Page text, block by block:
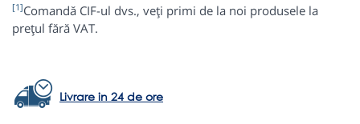
[1]Comandă CIF-ul dvs., veți primi de la noi produsele la
prețul fără VAT.
Livrare in 24 de ore